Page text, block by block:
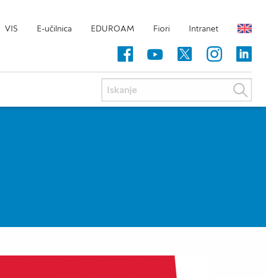
VIS E-učilnica EDUROAM Fiori Intranet